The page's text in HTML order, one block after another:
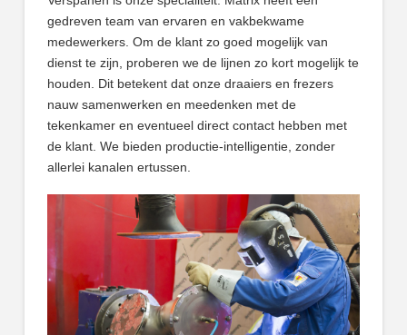
gedreven team van ervaren en vakbekwame
medewerkers. Om de klant zo goed mogelijk van
dienst te zijn, proberen we de lijnen zo kort mogelijk te
houden. Dit betekent dat onze draaiers en frezers
nauw samenwerken en meedenken met de
tekenkamer en eventueel direct contact hebben met
de klant. We bieden productie-intelligentie, zonder
allerlei kanalen ertussen.